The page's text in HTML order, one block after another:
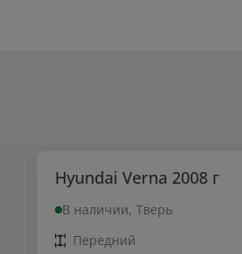
Hyundai Verna 2008 г
В наличии, Тверь
Передний